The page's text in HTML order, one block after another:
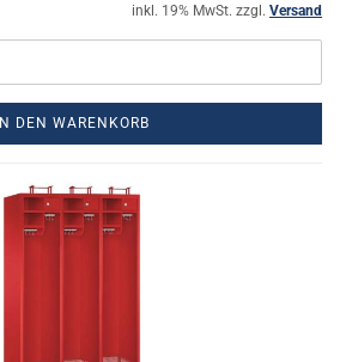
inkl. 19% MwSt. zzgl. Versand
IN DEN WARENKORB